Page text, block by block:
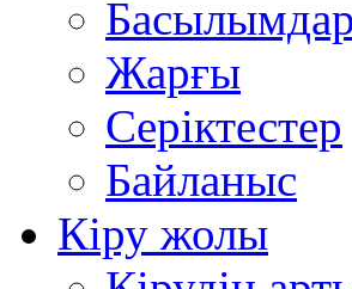
Басылымдар
Жарғы
Серіктестер
Байланыс
Кіру жолы